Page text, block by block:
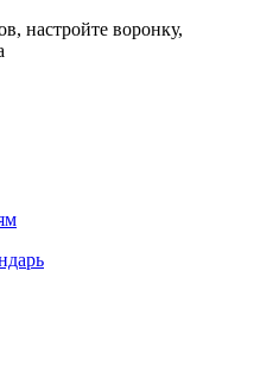
настройте воронку,